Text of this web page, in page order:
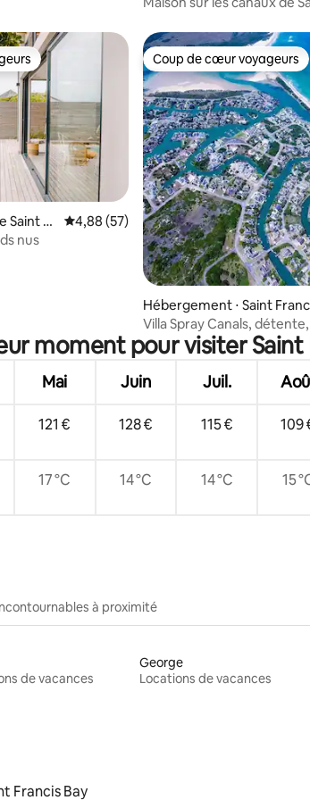
de 6 commentaires : 5 sur 5
Saint Fr
Évaluation moyenne sur la base de 57
4,88 (57)
nus
Coup de cœur voyageurs
Coup de cœur voyageurs
Hébergement ⋅ Saint
Bay
Villa Spray Canals,
moment pour visiter Saint
Mai Juin Juil.
121 € 128 € 115 € 109
17 °C 14 °C 14 °C 15
à proximité
de vacances
George
Locations de vacances
Francis Bay